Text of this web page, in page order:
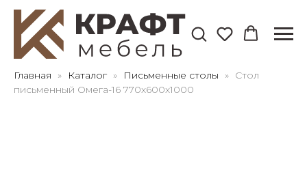
Главная Каталог Письменные столы
Стол
письменный Омега-16 770х600х1000